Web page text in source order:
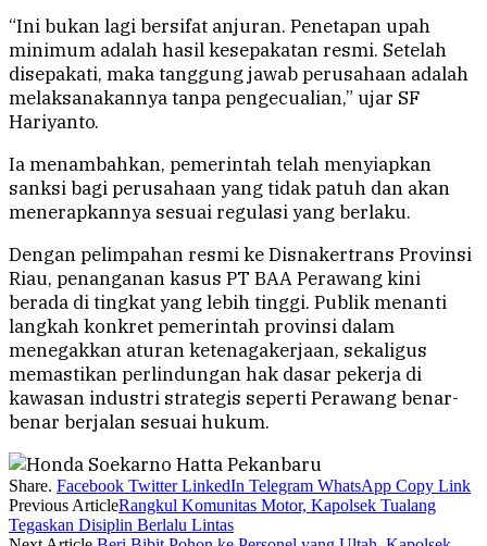
“Ini bukan lagi bersifat anjuran. Penetapan upah
minimum adalah hasil kesepakatan resmi. Setelah
disepakati, maka tanggung jawab perusahaan adalah
melaksanakannya tanpa pengecualian,” ujar SF
Hariyanto.
Ia menambahkan, pemerintah telah menyiapkan
sanksi bagi perusahaan yang tidak patuh dan akan
menerapkannya sesuai regulasi yang berlaku.
Dengan pelimpahan resmi ke Disnakertrans Provinsi
Riau, penanganan kasus PT BAA Perawang kini
berada di tingkat yang lebih tinggi. Publik menanti
langkah konkret pemerintah provinsi dalam
menegakkan aturan ketenagakerjaan, sekaligus
memastikan perlindungan hak dasar pekerja di
kawasan industri strategis seperti Perawang benar-
benar berjalan sesuai hukum.
Share. Facebook Twitter LinkedIn Telegram WhatsApp Copy Link
Previous ArticleRangkul Komunitas Motor, Kapolsek Tualang
Tegaskan Disiplin Berlalu Lintas